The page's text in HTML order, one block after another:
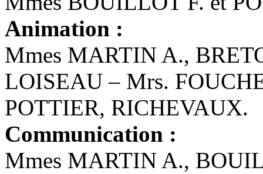
Animation :
Mmes MARTIN A.,
LOISEAU – Mrs.
POTTIER, RICHEVAUX.
Communication :
Mmes MARTIN A.,